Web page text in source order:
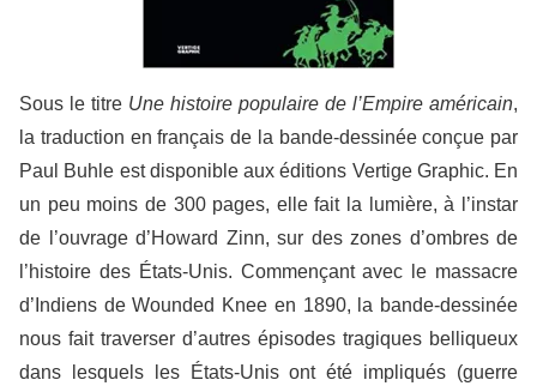
Sous le titre Une histoire populaire de l’Empire américain,
la traduction en français de la bande-dessinée conçue par
Paul Buhle est disponible aux éditions Vertige Graphic. En
un peu moins de 300 pages, elle fait la lumière, à l’instar
de l’ouvrage d’Howard Zinn, sur des zones d’ombres de
l’histoire des États-Unis. Commençant avec le massacre
d’Indiens de Wounded Knee en 1890, la bande-dessinée
nous fait traverser d’autres épisodes tragiques belliqueux
dans lesquels les États-Unis ont été impliqués (guerre